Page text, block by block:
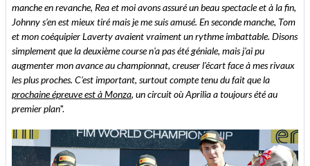
manche en revanche, Rea et moi avons assuré un beau spectacle et à la fin,
Johnny s'en est mieux tiré mais je me suis amusé. En seconde manche, Tom
et mon coéquipier Laverty avaient vraiment un rythme imbattable. Disons
simplement que la deuxième course n'a pas été géniale, mais j'ai pu
augmenter mon avance au championnat, creuser l'écart face à mes rivaux
les plus proches. C'est important, surtout compte tenu du fait que la
prochaine épreuve est à Monza, un circuit où Aprilia a toujours été au
premier plan".